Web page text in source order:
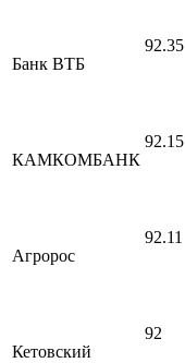
Банк ВТБ
92.35
КАМКОМБАНК
92.15
Агророс
92.11
Кетовский
92